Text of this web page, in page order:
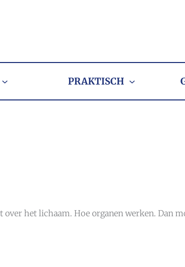
PRAKTISCH
het lichaam. Hoe organen werken. Dan